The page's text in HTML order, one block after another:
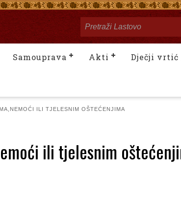
Samouprava Akti Dječji vrtić
ILI TJELESNIM OŠTEĆENJIMA
ili tjelesnim